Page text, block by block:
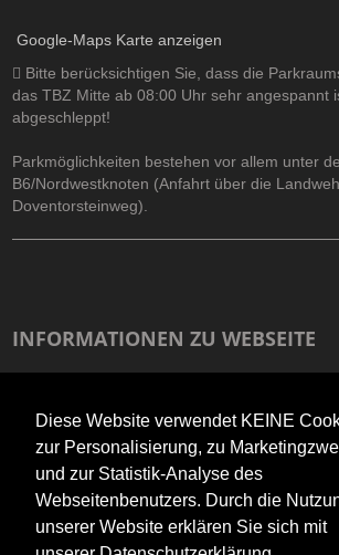
Diese Website verwendet KEINE
zur Personalisierung, zu
und zur Statistik-Analyse des
Webseitenbenutzers. Durch die
unserer Website erklären Sie sich mit
Google-Maps Karte anzeigen
Bitte berücksichtigen Sie, dass die
das TBZ Mitte ab 08:00 Uhr sehr angespannt
abgeschleppt!
Parkmöglichkeiten bestehen vor allem unter
B6/Nordwestknoten (Anfahrt über die
Doventorsteinweg).
INFORMATIONEN ZU WEBSEITE
Datenschutzerkärung
Informationen zur Barrierefreiheit
Technisches